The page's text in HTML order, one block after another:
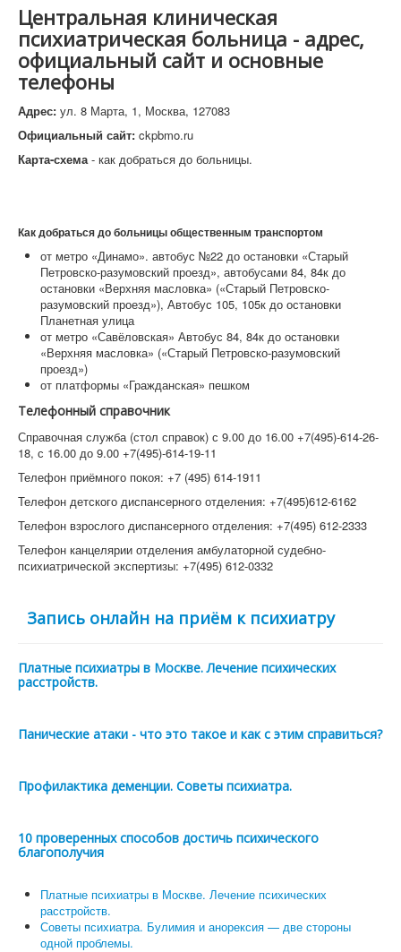
Центральная клиническая
психиатрическая больница - адрес,
официальный сайт и основные
телефоны
Адрес: ул. 8 Марта, 1, Москва, 127083
Официальный сайт: ckpbmo.ru
Карта-схема- как добраться до больницы.
Как добраться до больницы общественным транспортом
от метро «Динамо». автобус №22 до остановки «Старый
Петровско-разумовский проезд», автобусами 84, 84к до
остановки «Верхняя масловка» («Старый Петровско-
разумовский проезд»), Автобус 105, 105к до остановки
Планетная улица
от метро «Савёловская» Автобус 84, 84к до остановки
«Верхняя масловка» («Старый Петровско-разумовский
проезд»)
от платформы «Гражданская» пешком
Телефонный справочник
Справочная служба (стол справок) с 9.00 до 16.00 +7(495)-614-26-
18, с 16.00 до 9.00 +7(495)-614-19-11
Телефон приёмного покоя: +7 (495) 614-1911
Телефон детского диспансерного отделения: +7(495)612-6162
Телефон взрослого диспансерного отделения: +7(495) 612-2333
Телефон канцелярии отделения амбулаторной судебно-
психиатрической экспертизы: +7(495) 612-0332
Запись онлайн на приём к психиатру
Платные психиатры в Москве. Лечение психических
расстройств.
Панические атаки - что это такое и как с этим справиться?
Профилактика деменции. Советы психиатра.
10 проверенных способов достичь психического
благополучия
Платные психиатры в Москве. Лечение психических
расстройств.
Советы психиатра. Булимия и анорексия — две стороны
одной проблемы.